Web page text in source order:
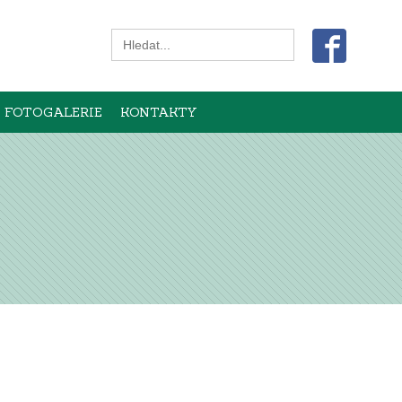
Search
for:
FOTOGALERIE KONTAKTY